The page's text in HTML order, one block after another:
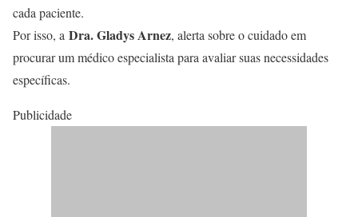
cada paciente.
Por isso, a Dra. Gladys Arnez, alerta sobre o cuidado em
procurar um médico especialista para avaliar suas necessidades
específicas.
Publicidade